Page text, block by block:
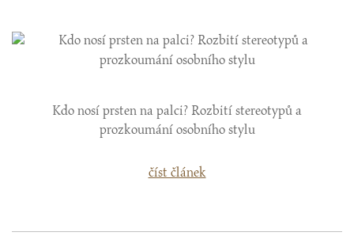
Kdo nosí prsten na palci? Rozbití stereotypů a
prozkoumání osobního stylu
číst článek